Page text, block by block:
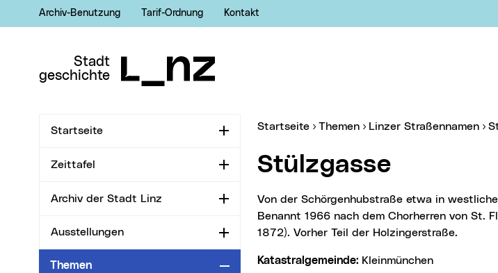
Zur Navigation
Archiv-Benutzung Tarif-Ordnung Kontakt
Stadt
geschichte
Startseite Aufklappen
Zeittafel Aufklappen
Archiv der Stadt Linz Aufklappen
Ausstellungen Aufklappen
Themen Zuklappen
Sie sind hier:
Startseite Themen Linzer Straßennamen
Stülzgasse
Von der Schörgenhubstraße etwa in westlicher Richtung zur A7 verlaufende Sackgasse.
Benannt 1966 nach dem Chorherren von St.
1872). Vorher Teil der Holzingerstraße.
Katastralgemeinde: Kleinmünchen